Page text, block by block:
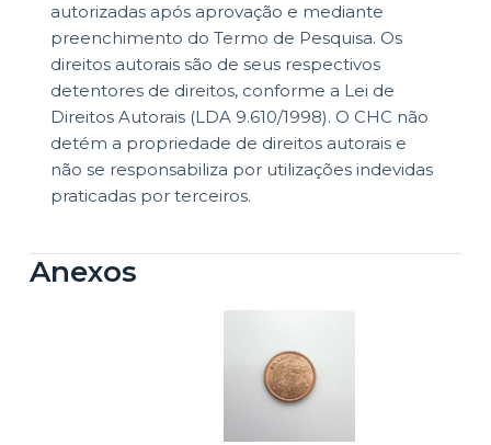
Anexos
autorizadas após aprovação e mediante
preenchimento do Termo de Pesquisa. Os
direitos autorais são de seus respectivos
detentores de direitos, conforme a Lei de
Direitos Autorais (LDA 9.610/1998). O CHC não
detém a propriedade de direitos autorais e
não se responsabiliza por utilizações indevidas
praticadas por terceiros.